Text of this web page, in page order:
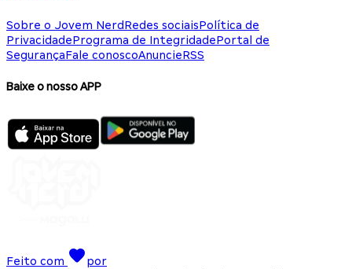
Sobre o Jovem NerdRedes sociaisPolítica de
PrivacidadePrograma de IntegridadePortal de
SegurançaFale conoscoAnuncieRSS
Baixe o nosso APP
Feito com
por